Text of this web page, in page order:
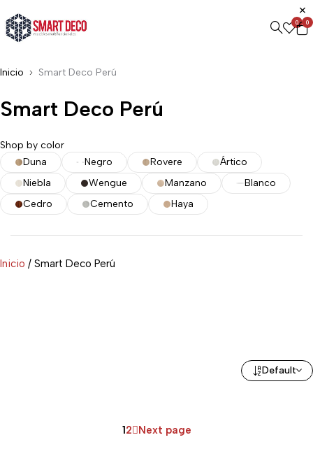
0 0
Inicio Smart Deco Perú
Smart Deco Perú
Shop by color
Duna
Negro Rovere
Ártico
Niebla
Wengue Manzano
Blanco
Cedro
Cemento Haya
Inicio / Smart Deco Perú
Default
12 Next page